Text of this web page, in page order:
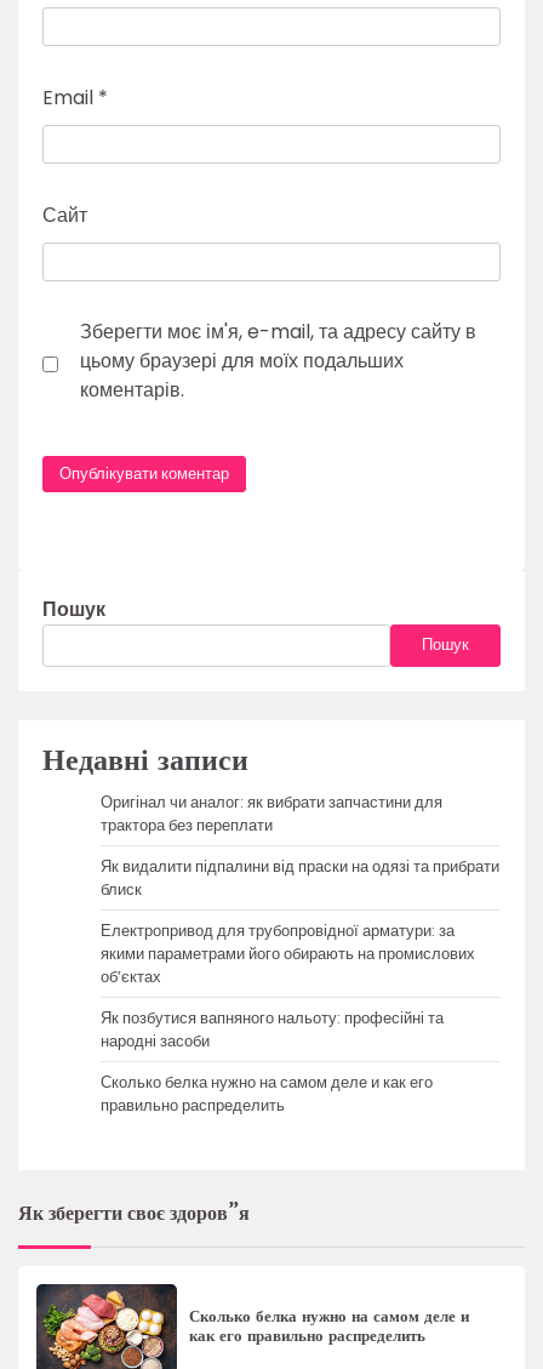
Email *
Сайт
Зберегти моє ім'я, e-mail, та адресу сайту в
цьому браузері для моїх подальших
коментарів.
Пошук
Пошук
Недавні записи
Оригінал чи аналог: як вибрати запчастини для
трактора без переплати
Як видалити підпалини від праски на одязі та прибрати
блиск
Електропривод для трубопровідної арматури: за
якими параметрами його обирають на промислових
об’єктах
Як позбутися вапняного нальоту: професійні та
народні засоби
Сколько белка нужно на самом деле и как его
правильно распределить
Як зберегти своє здоров”я
Сколько белка нужно на самом деле и
как его правильно распределить